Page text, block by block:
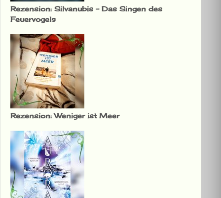
Rezension: Silvanubis – Das Singen des
Feuervogels
Rezension: Weniger ist Meer